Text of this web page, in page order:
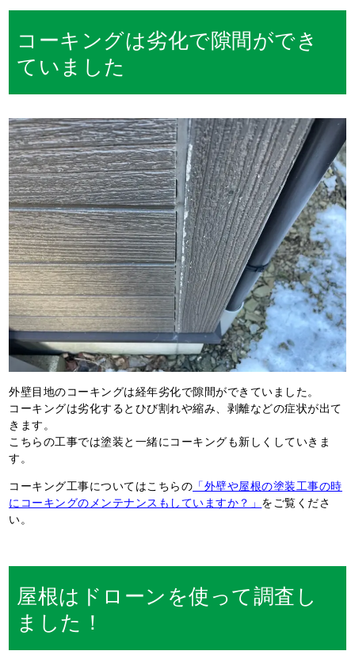
コーキングは劣化で隙間ができ
ていました
外壁目地のコーキングは経年劣化で隙間ができていました。
コーキングは劣化するとひび割れや縮み、剥離などの症状が出て
きます。
こちらの工事では塗装と一緒にコーキングも新しくしていきま
す。
コーキング工事についてはこちらの 「外壁や屋根の塗装工事の時
にコーキングのメンテナンスもしていますか？」 をご覧くださ
い。
屋根はドローンを使って調査し
ました！